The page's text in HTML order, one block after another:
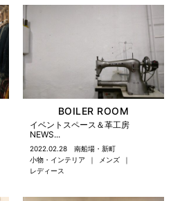
BOILER ROOM
イベントスペース＆革工房
NEWS...
2022.02.28
南船場・新町
小物・インテリア
メンズ
レディース